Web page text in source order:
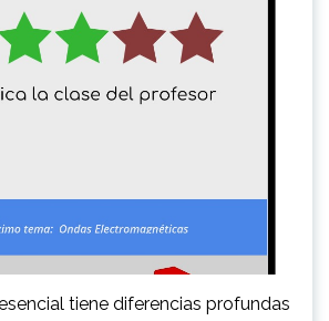
tiene diferencias profundas